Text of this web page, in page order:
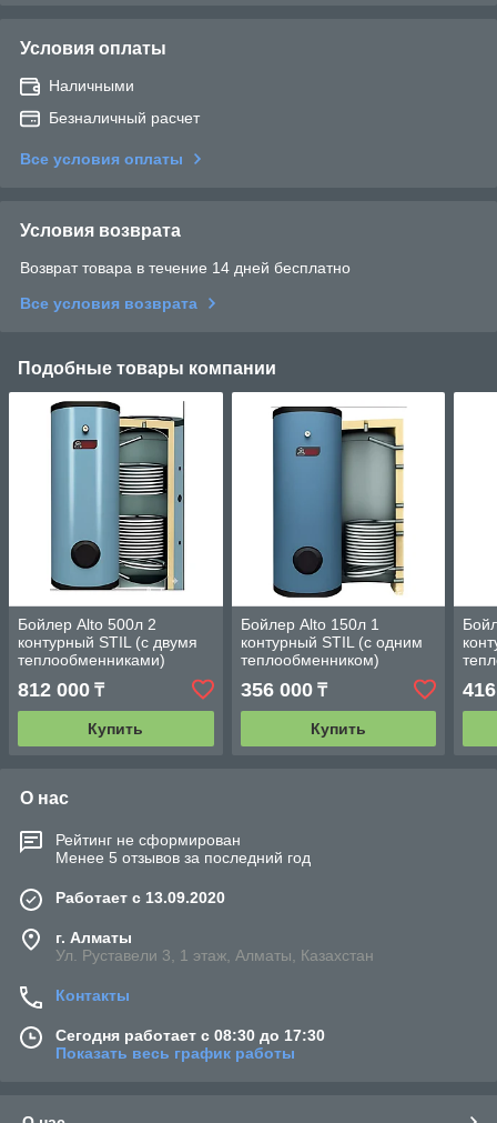
Условия оплаты
Наличными
Безналичный расчет
Все условия оплаты
Условия возврата
Возврат товара в течение 14 дней бесплатно
Все условия возврата
Подобные товары компании
Бойлер Alto 500л 2
контурный STIL (с двумя
теплообменниками)
812 000 ₸
Купить
Бойлер Alto 150л 1
контурный STIL (с одним
теплообменником)
356 000₸
Купить
О нас
Рейтинг не сформирован
Менее 5 отзывов за последний год
Работает с 13.09.2020
г. Алматы
Ул. Руставели 3, 1 этаж, Алматы, Казахстан
Контакты
Сегодня работает с 08:30 до 17:30
Показать весь график работы